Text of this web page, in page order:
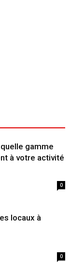
gamme
à votre activité
0
locaux à
0